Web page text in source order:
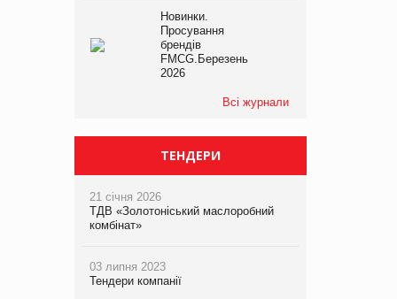
Новинки.
Просування
брендів
FMCG.Березень
2026
Всі журнали
ТЕНДЕРИ
21 січня 2026
ТДВ «Золотоніський маслоробний
комбінат»
03 липня 2023
Тендери компанії